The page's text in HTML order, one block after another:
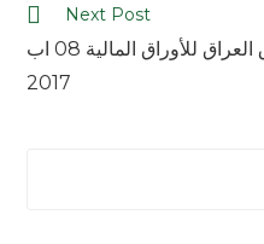
Next Post
التقرير اليومي لتداولات سوق العراق للأوراق المالية 08 اب
2017